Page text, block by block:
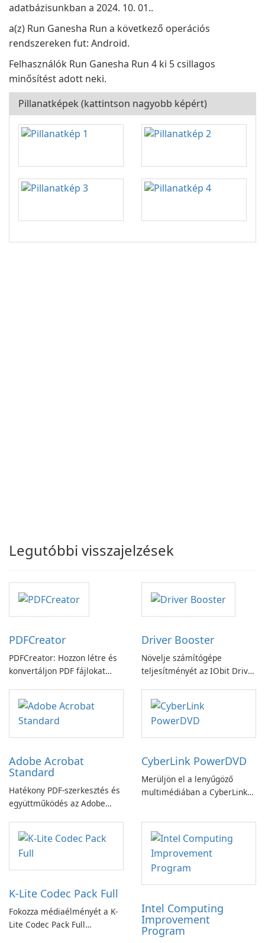
adatbázisunkban a 2024. 10. 01..
a(z) Run Ganesha Run a következő operációs
rendszereken fut: Android.
Felhasználók Run Ganesha Run 4 ki 5 csillagos
minősítést adott neki.
Pillanatképek (kattintson nagyobb képért)
Legutóbbi visszajelzések
PDFCreator
PDFCreator: Hozzon létre és
konvertáljon PDF fájlokat
Driver Booster
Növelje számítógépe
teljesítményét az IObit Driver
Adobe Acrobat
Standard
Hatékony PDF-szerkesztés és
együttműködés az Adobe
alkalmazással.
CyberLink PowerDVD
Merüljön el a lenyűgöző
multimédiában a CyberLink
K-Lite Codec Pack Full
Fokozza médiaélményét a K-
Lite Codec Pack Full
Intel Computing
Improvement
Program